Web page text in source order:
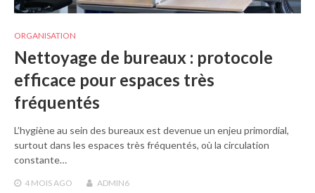
ORGANISATION
Nettoyage de bureaux : protocole
efficace pour espaces très
fréquentés
L’hygiène au sein des bureaux est devenue un enjeu primordial,
surtout dans les espaces très fréquentés, où la circulation
constante…
4 MOISAGO ADMIN6